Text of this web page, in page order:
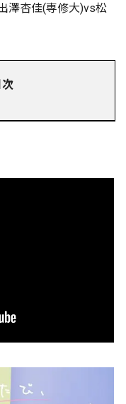
澤杏佳(専修大)vs松
次